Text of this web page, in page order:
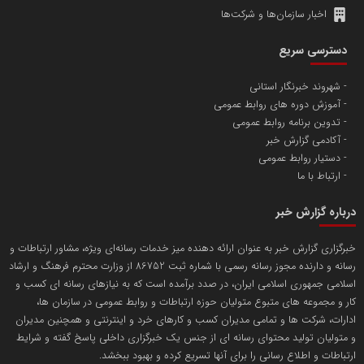
پایگاه خبری روی خط اقتصاد
تیم تامین حفاظت سازمان ها و اشخاص
سرمایه گذاری توسعه معادن و فلزات
برترین شرکت سرمایه گذاری تخصصی معدن و صنایع معدنی
وحید حاج سعیدی
فعال رسانه ای در استان گلستان
میلاد شادانی
مشاور و کوچینگ رشد فردی و سازمانی
اخبار سازمان‌ها و شرکت‌ها
دسترسی سریع
شهروند خبرنگار استانی
آموزش دوره های روابط عمومی
تدوین برنامه روابط عمومی
آکادمی گزارش خبر
دستیار روابط عمومی
ارتباط با ما
درباره گزارش خبر
خبرگزاری گزارش خبر به عنوان ارائه دهنده میز خدمات رسانه‌ای ویژه، مشاور ارتباطات و
رسانه و دارنده مجوز رسانه رسمی با شماره ثبت 86752 از وزارت محترم فرهنگ و ارشاد
اسلامی جمهوری اسلامی ایران، در صدد برآمده است که به نیازهای رسانه ای کسب و
کار و مجموعه های متبوع متولیان حوزه ارتباطات و روابط عمومی در سازمان ها،
ادارات، شرکت ها و تمامی مدیران کسب و کارهای خرد و اینترنتی و همچنین مدیران
و متولیان تولید محتوای رسانه ای از جنس یک خبرگزاری داخلی پاسخ گفته و شرایط
ارتباطات و اطلاع رسانی را برای آنها تسریع کرده و بهبود ببخشد.